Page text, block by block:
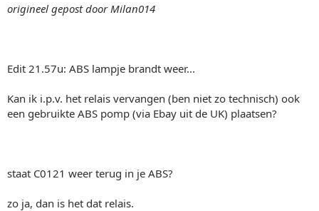
origineel gepost door Milan014
Edit 21.57u: ABS lampje brandt weer...
Kan ik i.p.v. het relais vervangen (ben niet zo technisch) ook
een gebruikte ABS pomp (via Ebay uit de UK) plaatsen?
staat C0121 weer terug in je ABS?
zo ja, dan is het dat relais.